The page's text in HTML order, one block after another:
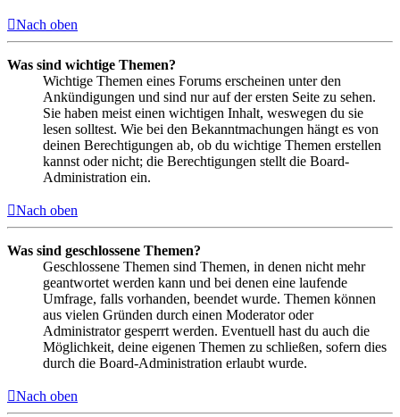
Nach oben
Was sind wichtige Themen?
Wichtige Themen eines Forums erscheinen unter den
Ankündigungen und sind nur auf der ersten Seite zu sehen.
Sie haben meist einen wichtigen Inhalt, weswegen du sie
lesen solltest. Wie bei den Bekanntmachungen hängt es von
deinen Berechtigungen ab, ob du wichtige Themen erstellen
kannst oder nicht; die Berechtigungen stellt die Board-
Administration ein.
Nach oben
Was sind geschlossene Themen?
Geschlossene Themen sind Themen, in denen nicht mehr
geantwortet werden kann und bei denen eine laufende
Umfrage, falls vorhanden, beendet wurde. Themen können
aus vielen Gründen durch einen Moderator oder
Administrator gesperrt werden. Eventuell hast du auch die
Möglichkeit, deine eigenen Themen zu schließen, sofern dies
durch die Board-Administration erlaubt wurde.
Nach oben